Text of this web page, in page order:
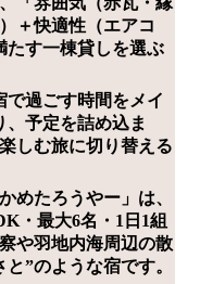
＋快適性（エアコ
たす一棟貸しを選ぶ
で過ごす時間をメイ
、予定を詰め込ま
しむ旅に切り替える
めたろうやー」は、
・最大6名・1日1組
や羽地内海周辺の散
”のような宿です。